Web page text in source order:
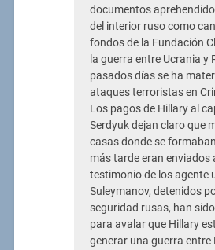
documentos
del interior ruso como
fondos de la Fundación
la guerra entre Ucrania y
pasados días se ha
ataques terroristas en
Los pagos de Hillary al
Serdyuk dejan claro que
casas donde se
más tarde eran enviados
testimonio de los agente
Suleymanov, detenidos
seguridad rusas, han
para avalar que Hillary
generar una guerra entre